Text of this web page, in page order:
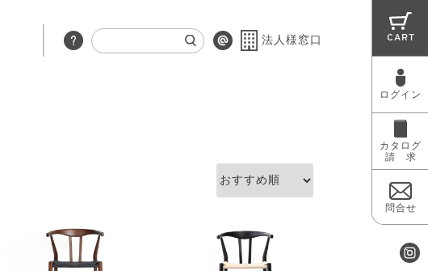
法人様窓口 CART
ログイン
カタログ
請 求
問合せ